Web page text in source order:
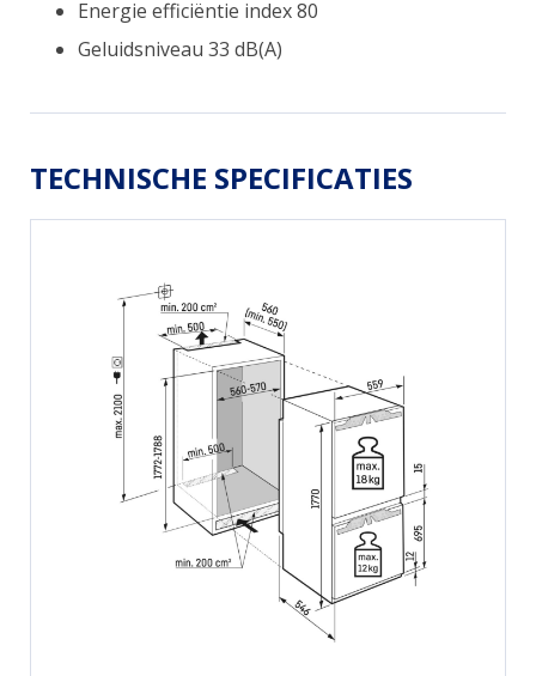
Energie efficiëntie index 80
Geluidsniveau 33 dB(A)
TECHNISCHE SPECIFICATIES